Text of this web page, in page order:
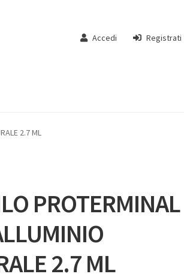
Accedi Registrati
2.7 ML
PROTERMINAL
2.7 ML